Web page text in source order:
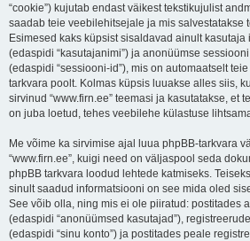
“cookie”) kujutab endast väikest tekstikujulist
saadab teie veebilehitsejale ja mis salvestatakse
Esimesed kaks küpsist sisaldavad ainult
(edaspidi “kasutajanimi”) ja anonüümse
(edaspidi “sessiooni-id”), mis on automaatselt
tarkvara poolt. Kolmas küpsis luuakse alles siis,
sirvinud “www.firn.ee” teemasi ja kasutatakse, et
on juba loetud, tehes veebilehe külastuse
Me võime ka sirvimise ajal luua phpBB-tarkvara
“www.firn.ee”, kuigi need on väljaspool seda
phpBB tarkvara loodud lehtede katmiseks.
sinult saadud informatsiooni on see mida oled
See võib olla, ning mis ei ole piiratud: postitades
(edaspidi “anonüümsed kasutajad”),
(edaspidi “sinu konto”) ja postitades peale